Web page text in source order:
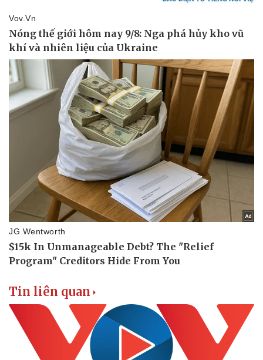
Thể thao
Lịch thi đấu bóng đá
Thế giới thể thao
Hậu trường
Ô tô - Xe máy
Ô tô
Xe máy
Tư vấn
Tin liên quan